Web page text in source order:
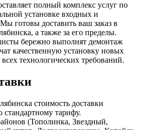
полный комплекс услуг по
установке входных и
готовы доставить ваш заказ в
а также за его пределы.
бережно выполнят демонтаж
качественную установку новых
технологических требований.
стоимость доставки
стандартному тарифу.
(Тополинка, Звездный,